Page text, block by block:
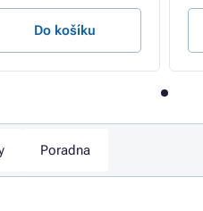
Do košíku
Poradna